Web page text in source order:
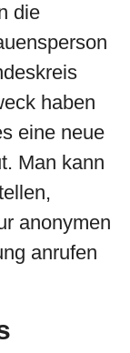
die
haben
eine neue
Man kann
anonymen
anrufen